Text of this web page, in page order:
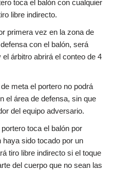
toca el balón con cualquier
libre indirecto.
primera vez en la zona de
con el balón, será
árbitro abrirá el conteo de 4
meta el portero no podrá
el área de defensa, sin que
del equipo adversario.
toca el balón por
sido tocado por un
tiro libre indirecto si el toque
del cuerpo que no sean las